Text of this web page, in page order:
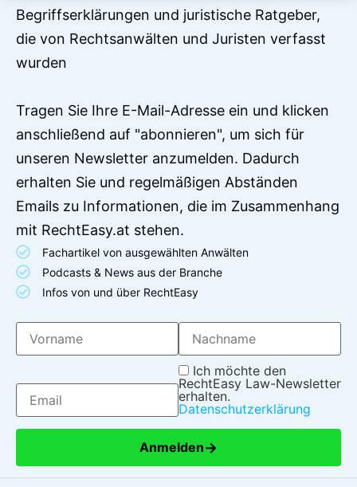
Begriffserklärungen und juristische Ratgeber,
die von Rechtsanwälten und Juristen verfasst
wurden
Tragen Sie Ihre E-Mail-Adresse ein und klicken
anschließend auf "abonnieren", um sich für
unseren Newsletter anzumelden. Dadurch
erhalten Sie und regelmäßigen Abständen
Emails zu Informationen, die im Zusammenhang
mit RechtEasy.at stehen.
Fachartikel von ausgewählten Anwälten
Podcasts & News aus der Branche
Infos von und über RechtEasy
Ich möchte den
RechtEasy Law-Newsletter
erhalten.
Datenschutzerklärung
Anmelden→